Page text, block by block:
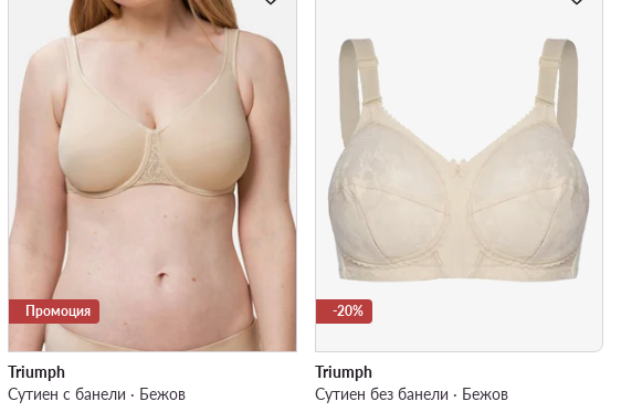
Промоция
Triumph
Сутиен с банели · Бежов
-20%
Triumph
Сутиен без банели · Бежов